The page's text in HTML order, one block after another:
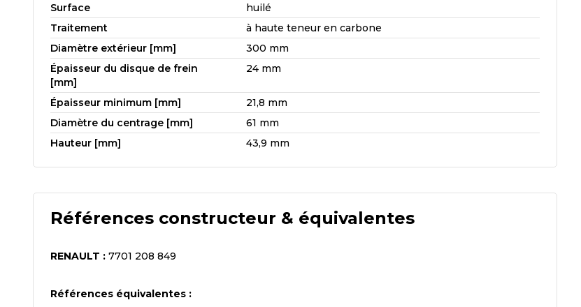
Surface
huilé
Traitement
à haute teneur en carbone
Diamètre extérieur [mm]
300 mm
Épaisseur du disque de frein
[mm]
24 mm
Épaisseur minimum [mm]
21,8 mm
Diamètre du centrage [mm]
61 mm
Hauteur [mm]
43,9 mm
Références constructeur & équivalentes
RENAULT : 7701 208 849
Références équivalentes :